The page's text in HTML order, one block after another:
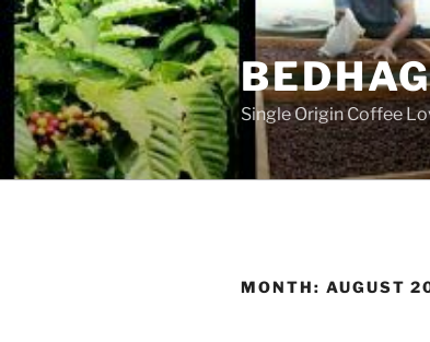
Skip
to
content
Single Origin Coffee
MONTH: AUGUST